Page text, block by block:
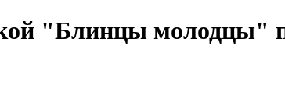
"Блинцы молодцы"